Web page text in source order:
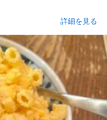
詳細を見る